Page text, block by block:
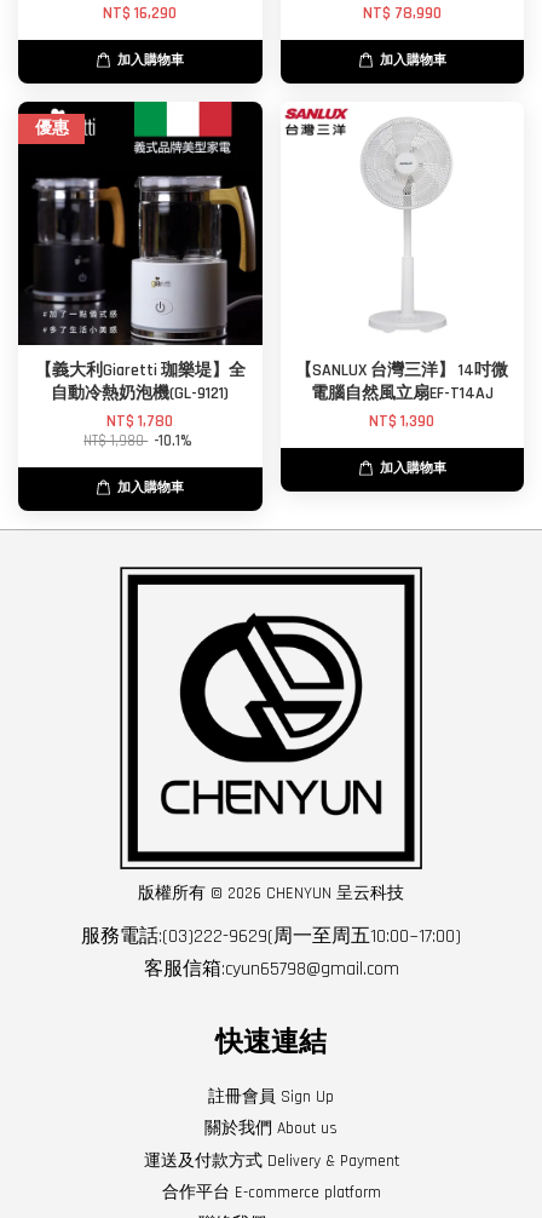
NT$ 16,290
加入購物車
NT$ 78,990
加入購物車
優惠
【義大利Giaretti 珈樂堤】全
自動冷熱奶泡機(GL-9121)
NT$ 1,780
NT$ 1,980 -10.1%
加入購物車
【SANLUX 台灣三洋】 14吋微
電腦自然風立扇EF-T14AJ
NT$ 1,390
加入購物車
版權所有 © 2026 CHENYUN 呈云科技
服務電話:(03)222-9629(周一至周五10:00~17:00)
客服信箱:cyun65798@gmail.com
快速連結
註冊會員 Sign Up
關於我們 About us
運送及付款方式 Delivery & Payment
合作平台 E-commerce platform